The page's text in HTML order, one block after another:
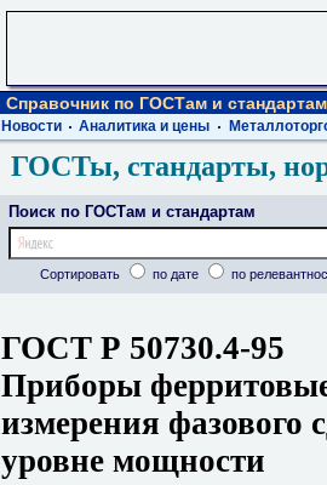
Справочник по ГОСТам и стандартам
Новости Аналитика и цены
ГОСТы, стандарты,
Поиск по ГОСТам и стандартам
Сортировать по дате по
ГОСТ Р 50730.4-95
Приборы
измерения фазового
уровне мощности